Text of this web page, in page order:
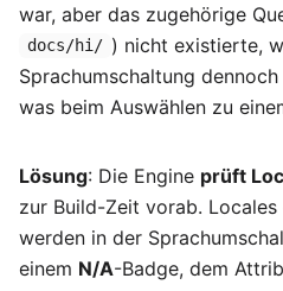
war, aber das zugehörige
docs/hi/ ) nicht existierte,
Sprachumschaltung
was beim Auswählen zu
Lösung: Die Engine prüft
zur Build-Zeit vorab.
werden in der
einem N/A-Badge, dem